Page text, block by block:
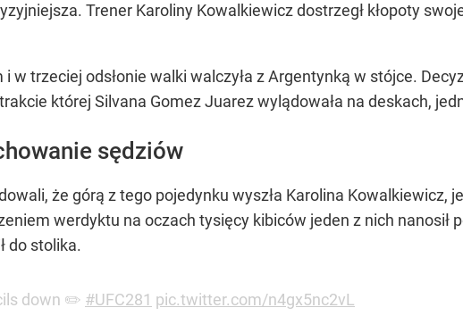
Trener Karoliny Kowalkiewicz dostrzegł kłopoty
i w trzeciej odsłonie walki walczyła z Argentynką w stójce.
której Silvana Gomez Juarez wylądowała na deskach,
sędziów
że górą z tego pojedynku wyszła Karolina Kowalkiewicz,
werdyktu na oczach tysięcy kibiców jeden z nich nanosił
do stolika.
down ✏️ #UFC281 pic.twitter.com/n4gx5nc2vL